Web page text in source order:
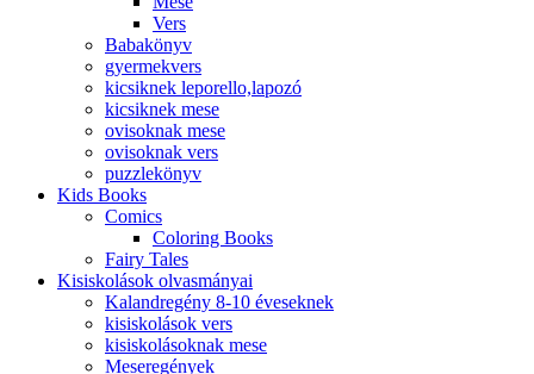
Vers
Babakönyv
gyermekvers
kicsiknek leporello,lapozó
kicsiknek mese
ovisoknak mese
ovisoknak vers
puzzlekönyv
Kids Books
Comics
Coloring Books
Fairy Tales
Kisiskolások olvasmányai
Kalandregény 8-10 éveseknek
kisiskolások vers
kisiskolásoknak mese
Meseregények